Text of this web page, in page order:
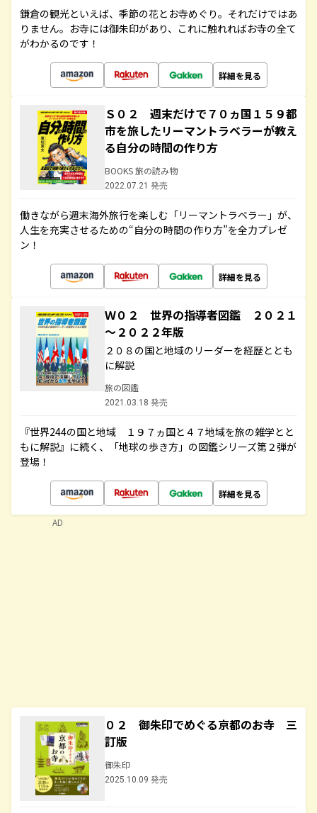
鎌倉の観光といえば、季節の花とお寺めぐり。それだけではあ
りません。お寺には御朱印があり、これに触れればお寺の全て
がわかるのです！
詳細を見る
Ｓ０２ 週末だけで７０ヵ国１５９都
市を旅したリーマントラベラーが教え
る自分の時間の作り方
BOOKS 旅の読み物
2022.07.21 発売
働きながら週末海外旅行を楽しむ「リーマントラベラー」が、
人生を充実させるための“自分の時間の作り方”を全力プレゼ
ン！
詳細を見る
Ｗ０２ 世界の指導者図鑑 ２０２１
～２０２２年版
２０８の国と地域のリーダーを経歴ととも
に解説
旅の図鑑
2021.03.18 発売
『世界244の国と地域 １９７ヵ国と４７地域を旅の雑学とと
もに解説』に続く、「地球の歩き方」の図鑑シリーズ第２弾が
登場！
詳細を見る
０２ 御朱印でめぐる京都のお寺 三
訂版
御朱印
2025.10.09 発売
AD